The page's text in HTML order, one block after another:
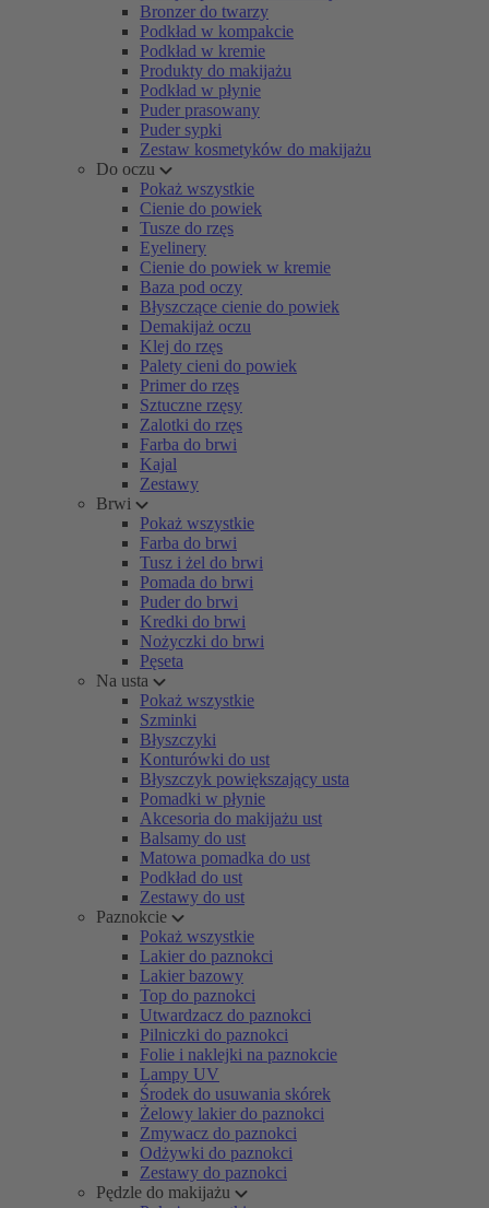
Bronzer do twarzy
Podkład w kompakcie
Podkład w kremie
Produkty do makijażu
Podkład w płynie
Puder prasowany
Puder sypki
Zestaw kosmetyków do makijażu
Do oczu
Pokaż wszystkie
Cienie do powiek
Tusze do rzęs
Eyelinery
Cienie do powiek w kremie
Baza pod oczy
Błyszczące cienie do powiek
Demakijaż oczu
Klej do rzęs
Palety cieni do powiek
Primer do rzęs
Sztuczne rzęsy
Zalotki do rzęs
Farba do brwi
Kajal
Zestawy
Brwi
Pokaż wszystkie
Farba do brwi
Tusz i żel do brwi
Pomada do brwi
Puder do brwi
Kredki do brwi
Nożyczki do brwi
Pęseta
Na usta
Pokaż wszystkie
Szminki
Błyszczyki
Konturówki do ust
Błyszczyk powiększający usta
Pomadki w płynie
Akcesoria do makijażu ust
Balsamy do ust
Matowa pomadka do ust
Podkład do ust
Zestawy do ust
Paznokcie
Pokaż wszystkie
Lakier do paznokci
Lakier bazowy
Top do paznokci
Utwardzacz do paznokci
Pilniczki do paznokci
Folie i naklejki na paznokcie
Lampy UV
Środek do usuwania skórek
Żelowy lakier do paznokci
Zmywacz do paznokci
Odżywki do paznokci
Zestawy do paznokci
Pędzle do makijażu